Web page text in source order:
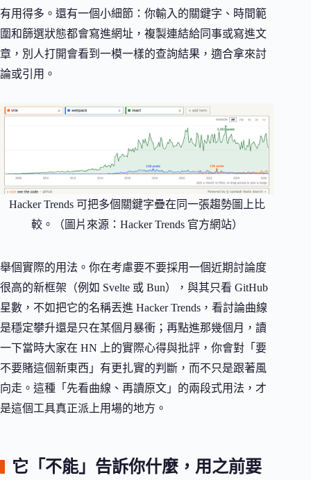
有用得多。還有一個小細節：你輸入的關鍵字、時間範
圍和篩選狀態都會寫進網址，複製連結給同事或寫進文
章，別人打開會看到一模一樣的查詢結果，適合拿來討
論或引用。
Hacker Trends 可把多個關鍵字疊在同一張趨勢圖上比
較。（圖片來源：Hacker Trends 官方網站）
舉個實際的用法。你在考慮要不要採用一個近期討論度
很高的新框架（例如 Svelte 或 Bun），與其只看 GitHub
星數，不如把它的名稱丟進 Hacker Trends，看討論曲線
是穩定攀升還是只在某個月暴衝；再點進那幾個月，讀
一下當時大家在 HN 上的實際心得與批評，你會對「要
不要賭這個新東西」有更扎實的判斷，而不只是跟著風
向走。這種「先看曲線、再讀原文」的兩段式用法，才
是這個工具真正派上用場的地方。
它「不能」告訴你什麼，用之前要